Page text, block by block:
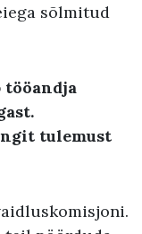
sõlmitud
tööandja
tulemust